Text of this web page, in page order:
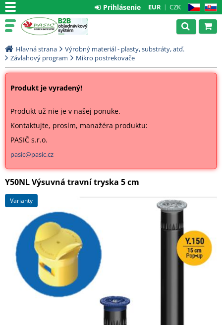
CZ SK
EUR CZK
Prihlásenie
Hlavná strana
Výrobný materiál - plasty, substráty, atď.
Závlahový program
Mikro postrekovače
Produkt je vyradený!
Produkt už nie je v našej ponuke.
Kontaktujte, prosím, manažéra produktu:
PASIČ s.r.o.
pasic@pasic.cz
Y50NL Výsuvná travní tryska 5 cm
varianty